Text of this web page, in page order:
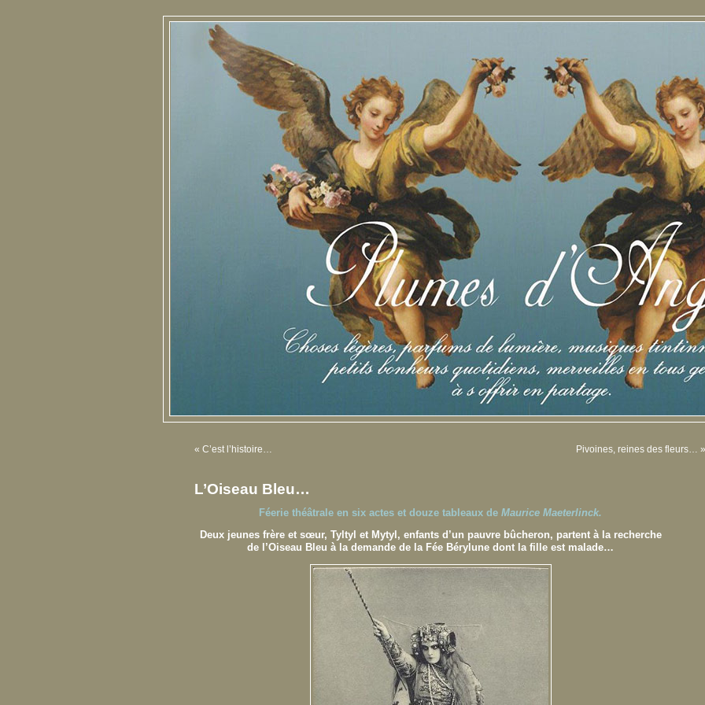
« C’est l’histoire… Pivoines, reines des fleurs… »
L’Oiseau Bleu…
Féerie théâtrale en six actes et douze tableaux de Maurice Maeterlinck.
Deux jeunes frère et sœur, Tyltyl et Mytyl, enfants d’un pauvre bûcheron, partent à la recherche
de l’Oiseau Bleu à la demande de la Fée Bérylune dont la fille est malade…